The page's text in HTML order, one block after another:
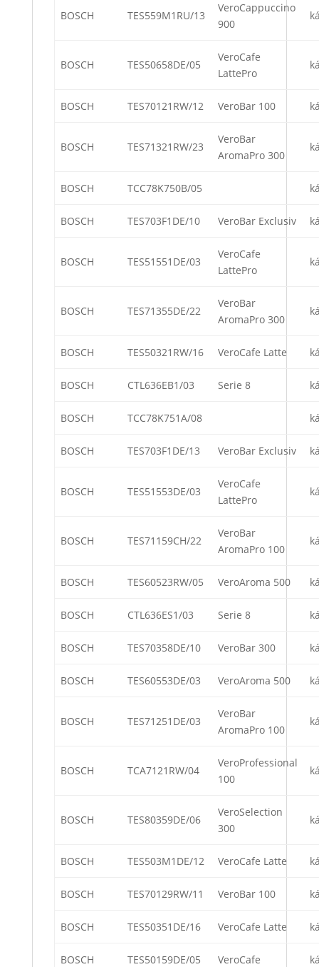
BOSCH TES559M1RU/13
VeroCappuccino
900
BOSCH TES50658DE/05
VeroCafe
LattePro
BOSCH TES70121RW/12 VeroBar 100
BOSCH TES71321RW/23
VeroBar
AromaPro 300
BOSCH TCC78K750B/05
BOSCH TES703F1DE/10 VeroBar Exclusiv
BOSCH TES51551DE/03
VeroCafe
LattePro
BOSCH TES71355DE/22
VeroBar
AromaPro 300
BOSCH TES50321RW/16 VeroCafe Latte
BOSCH CTL636EB1/03 Serie 8
BOSCH TCC78K751A/08
BOSCH TES703F1DE/13 VeroBar Exclusiv
BOSCH TES51553DE/03
VeroCafe
LattePro
BOSCH TES71159CH/22
VeroBar
AromaPro 100
BOSCH TES60523RW/05 VeroAroma 500
BOSCH CTL636ES1/03 Serie 8
BOSCH TES70358DE/10 VeroBar 300
BOSCH TES60553DE/03 VeroAroma 500
BOSCH TES71251DE/03
VeroBar
AromaPro 100
BOSCH TCA7121RW/04
VeroProfessional
100
BOSCH TES80359DE/06
VeroSelection
300
BOSCH TES503M1DE/12 VeroCafe Latte
BOSCH TES70129RW/11 VeroBar 100
BOSCH TES50351DE/16 VeroCafe Latte
BOSCH TES50159DE/05 VeroCafe